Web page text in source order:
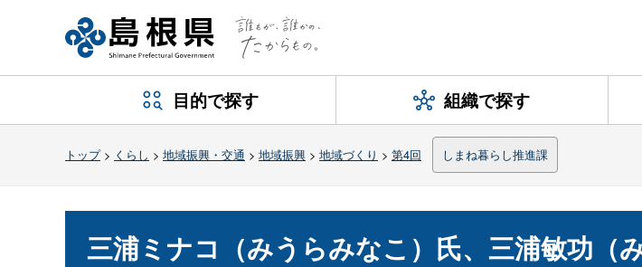
目的で探す 組織で探す
トップ> くらし > 地域振興・交通 > 地域振興 > 地域づくり > 第4回 しまね暮らし推進課
三浦ミナコ（みうらみなこ）氏、三浦敏功（